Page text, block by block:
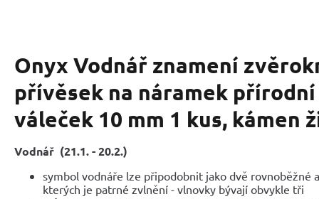
Onyx Vodnář znamení
přívěsek na náramek přírodní
váleček 10 mm 1 kus, kámen
Vodnář (21.1. - 20.2.)
symbol vodnáře lze připodobnit jako dvě rovnoběžné
kterých je patrné zvlnění - vlnovky bývají obvykle tři